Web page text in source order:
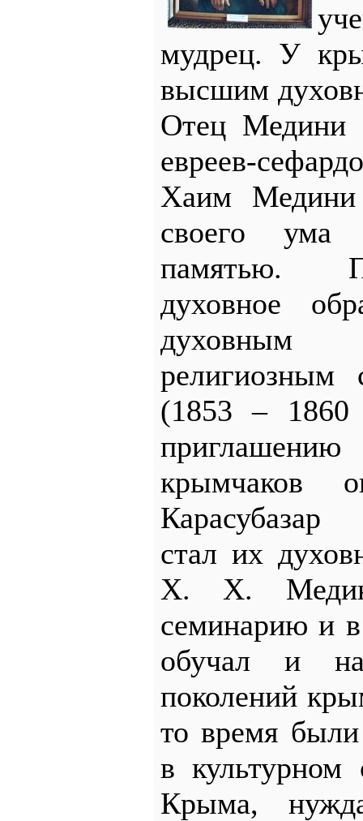
мудрец. У
высшим
Отец Медини
евреев-
Хаим Медини
своего ума
памятью.
духовное
религиозным
(1853 –
стал их
Х. Х.
семинарию и в
обучал и
поколений
то время
в культурном
Крыма,